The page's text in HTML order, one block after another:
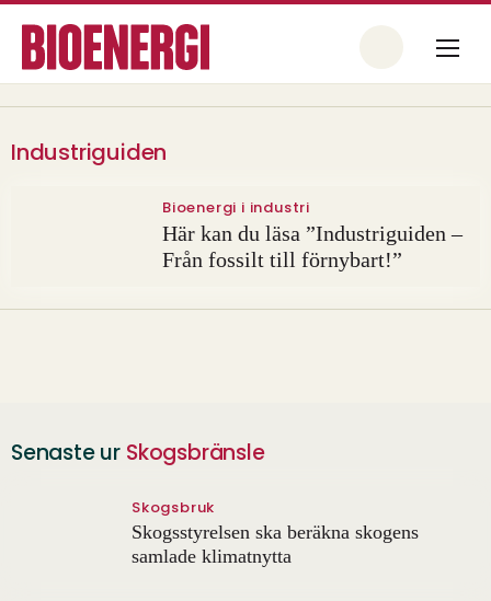
Industriguiden
Bioenergi i industri
Här kan du läsa ”Industriguiden –
Från fossilt till förnybart!”
Senaste ur Skogsbränsle
Skogsbruk
Skogsstyrelsen ska beräkna skogens
samlade klimatnytta